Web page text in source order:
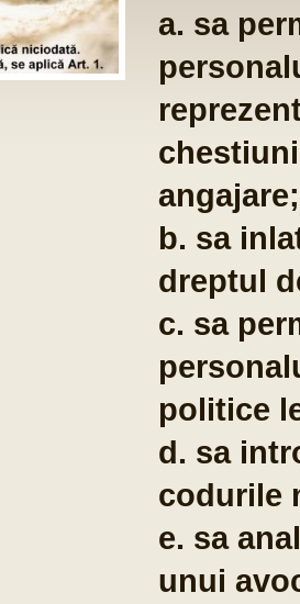
a. sa
angajare;
b. sa
dreptul
c. sa
politice
d. sa
codurile
e. sa
unui